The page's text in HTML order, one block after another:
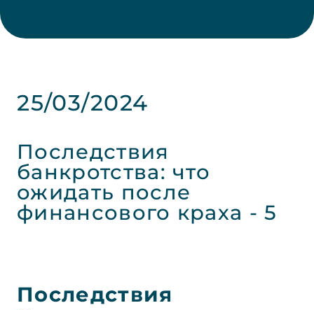
25/03/2024
Последствия
банкротства: что
ожидать после
финансового краха - 5
Последствия